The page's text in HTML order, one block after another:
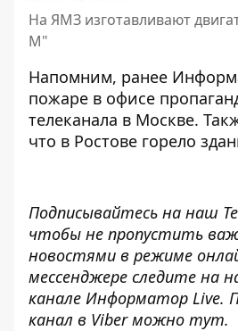
На ЯМЗ изготавливают
М"
Напомним, ранее
пожаре в офисе
телеканала в Москве.
что в Ростове горело
Подписывайтесь на наш
чтобы не пропустить
новостями в режиме
мессенджере следите на
канале Информатор Live.
канал в Viber можно тут.